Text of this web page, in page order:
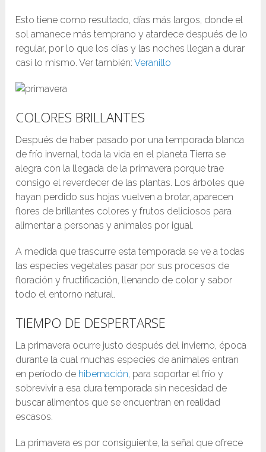
Esto tiene como resultado, días más largos, donde el
sol amanece más temprano y atardece después de lo
regular, por lo que los días y las noches llegan a durar
casi lo mismo. Ver también:Veranillo
COLORES BRILLANTES
Después de haber pasado por una temporada blanca
de frío invernal, toda la vida en el planeta Tierra se
alegra con la llegada de la primavera porque trae
consigo el reverdecer de las plantas. Los árboles que
hayan perdido sus hojas vuelven a brotar, aparecen
flores de brillantes colores y frutos deliciosos para
alimentar a personas y animales por igual.
A medida que trascurre esta temporada se ve a todas
las especies vegetales pasar por sus procesos de
floración y fructificación, llenando de color y sabor
todo el entorno natural.
TIEMPO DE DESPERTARSE
La primavera ocurre justo después del invierno, época
durante la cual muchas especies de animales entran
en período de hibernación, para soportar el frío y
sobrevivir a esa dura temporada sin necesidad de
buscar alimentos que se encuentran en realidad
escasos.
La primavera es por consiguiente, la señal que ofrece